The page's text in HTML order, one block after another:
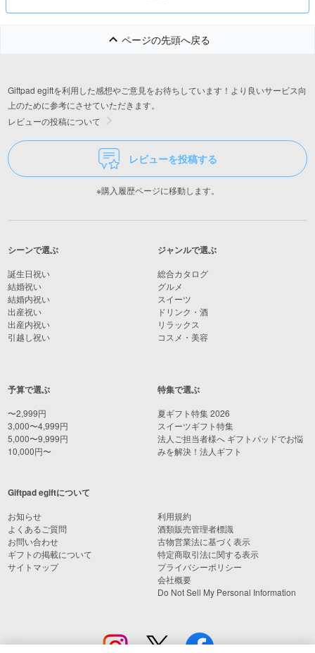
ページの先頭へ戻る
Giftpad egiftを利用した感想やご意見をお待ちしています！より良いサービス向
上のために参考にさせていただきます。
レビューの投稿について
レビューを投稿する
※購入履歴ページに移動します。
シーンで選ぶ
誕生日祝い
結婚祝い
結婚内祝い
出産祝い
出産内祝い
引越し祝い
予算で選ぶ
〜2,999円
3,000〜4,999円
5,000〜9,999円
10,000円〜
ジャンルで選ぶ
総合カタログ
グルメ
スイーツ
ドリンク・酒
リラックス
コスメ・美容
特集で選ぶ
夏ギフト特集 2026
スイーツギフト特集
法人ご担当者様へ ギフトパッドでお悩
みを解決！法人ギフト
Giftpad egiftについて
お知らせ
よくあるご質問
お問い合わせ
ギフトの掲載について
サイトマップ
利用規約
酒類販売管理者標識
古物営業法に基づく表示
特定商取引法に関する表示
プライバシーポリシー
会社概要
Do Not Sell My Personal Information